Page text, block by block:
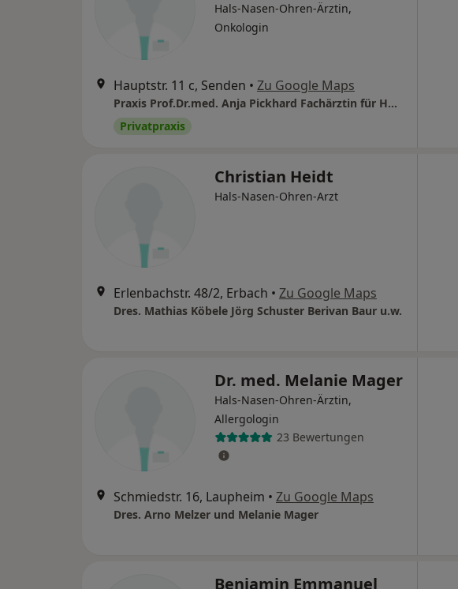
Hals-Nasen-Ohren-Ärztin,
Onkologin
Hauptstr. 11 c, Senden • Zu Google Maps
Praxis Prof.Dr.med. Anja Pickhard Fachärztin für HNO-Heilkunde
Privatpraxis
Christian Heidt
Hals-Nasen-Ohren-Arzt
Erlenbachstr. 48/2, Erbach • Zu Google Maps
Dres. Mathias Köbele Jörg Schuster Berivan Baur u.w.
Dr. med. Melanie Mager
Hals-Nasen-Ohren-Ärztin,
Allergologin
23 Bewertungen
Schmiedstr. 16, Laupheim • Zu Google Maps
Dres. Arno Melzer und Melanie Mager
Benjamin Emmanuel